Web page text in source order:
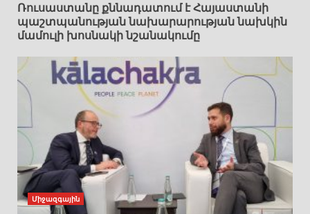
Ռուսաստանը քննադատում է Հայաստանի
պաշտպանության նախարարության նախկին
մամուլի խոսնակի նշանակումը
Միջազգային